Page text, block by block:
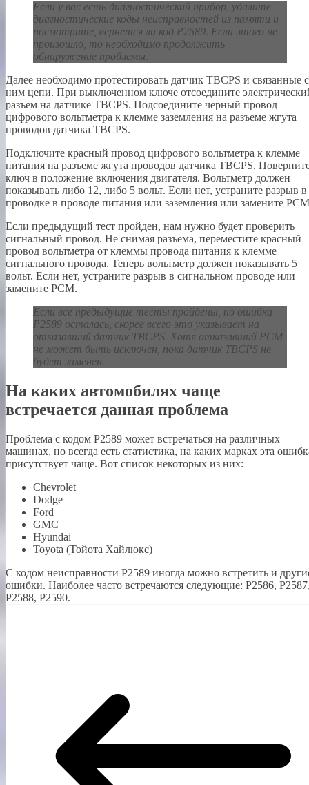
Если у вас есть диагностический прибор, удалите
диагностические коды неисправностей из памяти и
посмотрите, вернется ли код P2589. Если этого не
произошло, то необходимо продолжить
обнаружение проблемы.
Далее необходимо протестировать датчик TBCPS и связанные с
ним цепи. При выключенном ключе отсоедините
разъем на датчике TBCPS. Подсоедините черный провод
цифрового вольтметра к клемме заземления на разъеме жгута
проводов датчика TBCPS.
Подключите красный провод цифрового вольтметра к клемме
питания на разъеме жгута проводов датчика TBCPS.
ключ в положение включения двигателя. Вольтметр должен
показывать либо 12, либо 5 вольт. Если нет, устраните разрыв в
проводке в проводе питания или заземления или замените
Если предыдущий тест пройден, нам нужно будет проверить
сигнальный провод. Не снимая разъема, переместите красный
провод вольтметра от клеммы провода питания к клемме
сигнального провода. Теперь вольтметр должен показывать 5
вольт. Если нет, устраните разрыв в сигнальном проводе или
замените PCM.
Если все предыдущие тесты пройдены, но ошибка
P2589 осталась, скорее всего это указывает на
отказавший датчик TBCPS. Хотя отказавший PCM
не может быть исключен, пока датчик TBCPS не
будет заменен.
На каких автомобилях чаще
встречается данная проблема
Проблема с кодом P2589 может встречаться на различных
машинах, но всегда есть статистика, на каких марках эта
присутствует чаще. Вот список некоторых из них:
Chevrolet
Dodge
Ford
GMC
Hyundai
Toyota (Тойота Хайлюкс)
С кодом неисправности Р2589 иногда можно встретить и
ошибки. Наиболее часто встречаются следующие: P2586,
P2588, P2590.